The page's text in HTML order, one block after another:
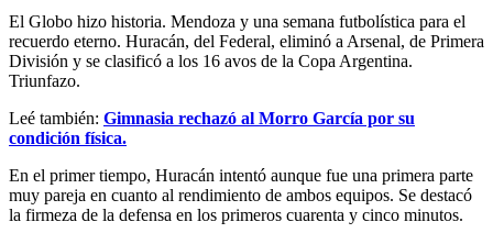
El Globo hizo historia. Mendoza y una semana futbolística para el
recuerdo eterno. Huracán, del Federal, eliminó a Arsenal, de Primera
División y se clasificó a los 16 avos de la Copa Argentina.
Triunfazo.
Leé también: Gimnasia rechazó al Morro García por su
condición física.
En el primer tiempo, Huracán intentó aunque fue una primera parte
muy pareja en cuanto al rendimiento de ambos equipos. Se destacó
la firmeza de la defensa en los primeros cuarenta y cinco minutos.